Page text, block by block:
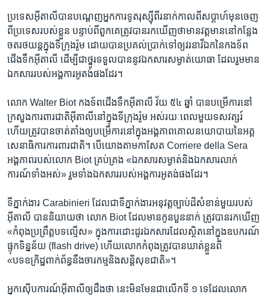
ប្រទេស​អ៊ីតាលី​បាន​បណ្តេញ​អ្នក​ការទូត​រុស្ស៊ី​ពីរ​នាក់​កាលពី​សប្តាហ៍​មុន​ចេញ​
ពី​ប្រទេស​របស់​ខ្លួន​ បន្ទាប់​ពី​ពួកគេ​ត្រូវ​បានរក​ឃើញ​ថាមានវត្តមាននៅ​កន្លែង​
ចត​រថយន្តក្នុង​ទី​ក្រុងរ៉ូម​ ដោយបានប្រគល់ប្រាក់​ទៅឲ្យ​វរនាវីឯក​នៃ​កងទ័ព​
ជើង​ទឹក​អ៊ីតាលី ដើម្បី​ជា​ថ្នូរ​ទទួល​បាន​នូវឯកសារ​សម្ងាត់​យោធា ដែល​រួម​មាន​
ឯកសារ​របស់​អង្គការ​អូតង់​ផង​ដែរ។
លោក Walter Biot កងទ័ពជើងទឹកអ៊ីតាលី វ័យ ៥៤ ឆ្នាំ បានបម្រើការនៅ
ក្រសួងការពារជាតិអ៊ីតាលីនៅក្នុងទីក្រុងរ៉ូម អស់រយៈពេលមួយទសវត្សរ៍
ហើយត្រូវបានចាត់តាំងឲ្យបម្រើការនៅក្នុងអង្គភាពគោលនយោបាយនៃអគ្គ
សេនាធិការការពារជាតិ។ បើយោងតាមកាសែត Corriere della Sera
អង្គភាពរបស់លោក Biot គ្រប់គ្រង «ឯកសារសម្ងាត់និងឯកសារលាក់
ការណ៍ទាំងអស់» រួមទាំងឯកសាររបស់អង្គការអូតង់ផងដែរ។
ទីភ្នាក់ងារ Carabinieri ដែល​ជា​ទីភ្នាក់ងារ​អនុវត្ត​ច្បាប់​ដ៏​សំខាន់​មួយរបស់​
អ៊ីតាលី​ បាន​និយាយ​ថា លោក Biot ដែល​មាន​កូន​បួន​នាក់​ ត្រូវ​បាន​រក​ឃើញ
​«កំពុង​ប្រព្រឹត្ត​បទល្មើស» ក្នុង​ការ​ដោះដូរ​ឯកសារ​ដែលស្ថិតនៅ​ក្នុង​ឧបករណ៍​
ផ្ទុក​ទិន្នន័យ (flash drive) ហើយលោក​កំពុង​ត្រូវ​បាន​ឃាត់​ខ្លួន​ពី
«បទឧក្រិដ្ឋ​ពាក់ព័ន្ធ​នឹង​ចារកម្មនិង​សន្តិសុខ​ជាតិ​»។
អ្នក​ស៊ើបការណ៍​អ៊ីតាលីឲ្យ​ដឹង​ថា នេះ​មិន​មែន​ជា​លើក​ទី​ ១ ទេ​ដែល​លោក